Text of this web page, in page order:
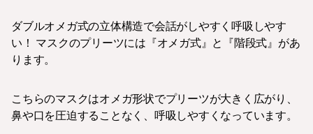
ダブルオメガ式の立体構造で会話がしやすく呼吸しやす
い！ マスクのプリーツには『オメガ式』と『階段式』があ
ります。
こちらのマスクはオメガ形状でプリーツが大きく広がり、
鼻や口を圧迫することなく、呼吸しやすくなっています。